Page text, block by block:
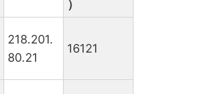
）
218.201.
80.21
16121